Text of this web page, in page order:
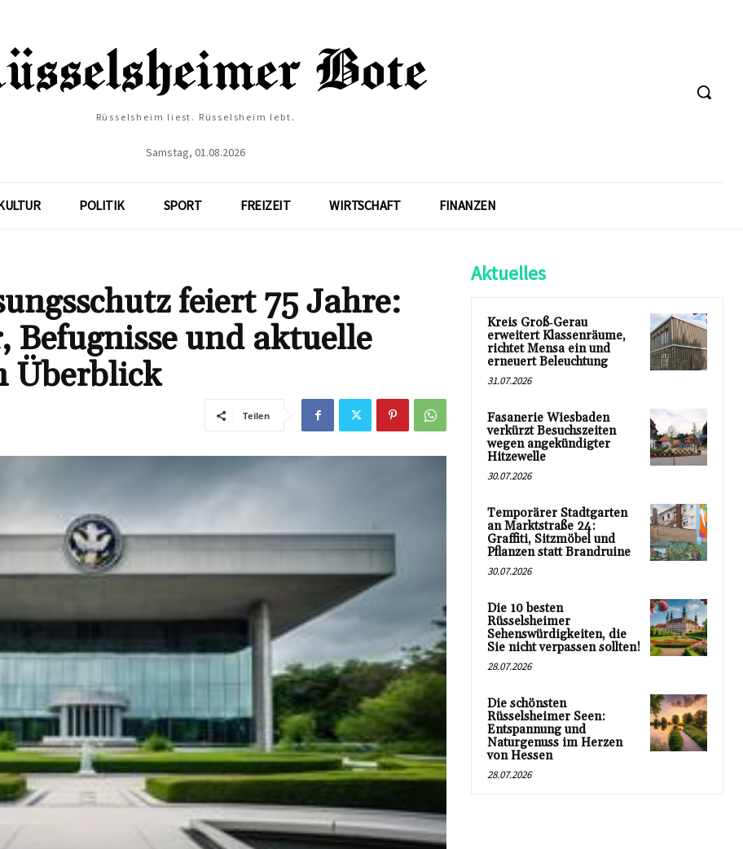
Rüsselsheim liest. Rüsselsheim lebt.
Samstag, 01.08.2026
POLITIK SPORT FREIZEIT WIRTSCHAFT FINANZEN
feiert 75 Jahre:
und aktuelle
Überblick
Teilen
Aktuelles
Kreis Groß‑Gerau
erweitert Klassenräume,
richtet Mensa ein und
erneuert Beleuchtung
31.07.2026
Fasanerie Wiesbaden
verkürzt Besuchszeiten
wegen angekündigter
Hitzewelle
30.07.2026
Temporärer Stadtgarten
an Marktstraße 24:
Graffiti, Sitzmöbel und
Pflanzen statt Brandruine
30.07.2026
Die 10 besten
Rüsselsheimer
Sehenswürdigkeiten, die
Sie nicht verpassen sollten!
28.07.2026
Die schönsten
Rüsselsheimer Seen:
Entspannung und
Naturgenuss im Herzen
von Hessen
28.07.2026